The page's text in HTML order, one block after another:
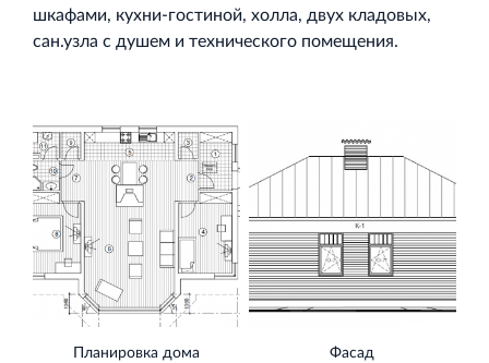
шкафами, кухни-гостиной, холла, двух кладовых,
сан.узла с душем и технического помещения.
Планировка дома Фасад